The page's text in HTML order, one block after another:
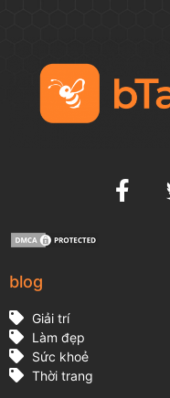
blog
Giải trí
Làm đẹp
Sức khoẻ
Thời trang